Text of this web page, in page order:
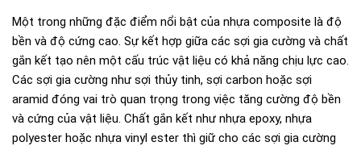
Một trong những đặc điểm nổi bật của nhựa composite là độ
bền và độ cứng cao. Sự kết hợp giữa các sợi gia cường và chất
gắn kết tạo nên một cấu trúc vật liệu có khả năng chịu lực cao.
Các sợi gia cường như sợi thủy tinh, sợi carbon hoặc sợi
aramid đóng vai trò quan trọng trong việc tăng cường độ bền
và cứng của vật liệu. Chất gắn kết như nhựa epoxy, nhựa
polyester hoặc nhựa vinyl ester thì giữ cho các sợi gia cường